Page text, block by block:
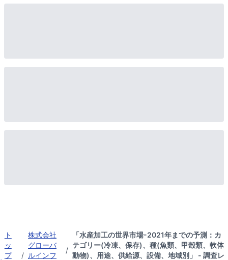
ト
ッ
プ
/
株式会社
グローバ
ルインフ
/
「水産加工の世界市場-2021年までの予測：カ
テゴリー(冷凍、保存)、種(魚類、甲殻類、軟体
動物)、用途、供給源、設備、地域別」 - 調査レ